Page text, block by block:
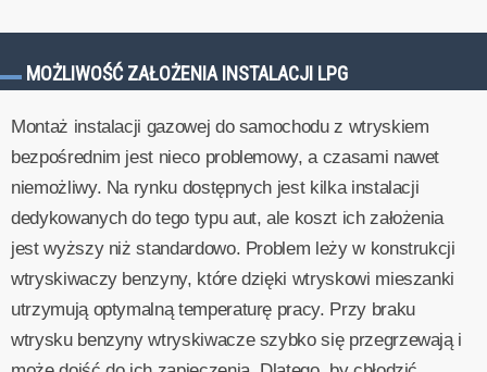
MOŻLIWOŚĆ ZAŁOŻENIA INSTALACJI LPG
Montaż instalacji gazowej do samochodu z wtryskiem
bezpośrednim jest nieco problemowy, a czasami nawet
niemożliwy. Na rynku dostępnych jest kilka instalacji
dedykowanych do tego typu aut, ale koszt ich założenia
jest wyższy niż standardowo. Problem leży w konstrukcji
wtryskiwaczy benzyny, które dzięki wtryskowi mieszanki
utrzymują optymalną temperaturę pracy. Przy braku
wtrysku benzyny wtryskiwacze szybko się przegrzewają i